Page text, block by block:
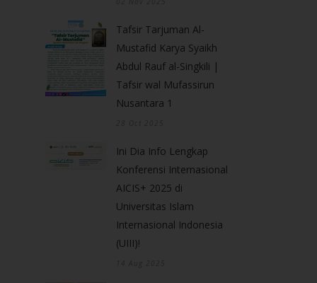
Tafsir Tarjuman Al-
Mustafid Karya Syaikh
Abdul Rauf al-Singkili |
Tafsir wal Mufassirun
Nusantara 1
Ini Dia Info Lengkap
Konferensi Internasional
AICIS+ 2025 di
Universitas Islam
Internasional Indonesia
(UIII)!